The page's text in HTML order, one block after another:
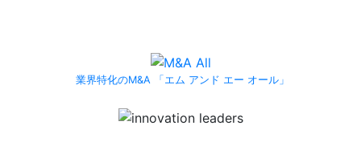
業界特化のM&A 「エム アンド エー オール」